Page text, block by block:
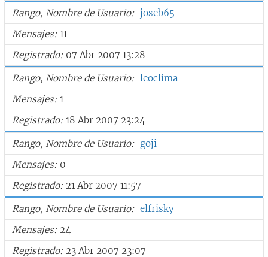
Rango, Nombre de Usuario
joseb65
Mensajes 11
Registrado 07 Abr 2007 13:28
Rango, Nombre de Usuario
leoclima
Mensajes 1
Registrado 18 Abr 2007 23:24
Rango, Nombre de Usuario
goji
Mensajes 0
Registrado 21 Abr 2007 11:57
Rango, Nombre de Usuario
elfrisky
Mensajes 24
Registrado 23 Abr 2007 23:07